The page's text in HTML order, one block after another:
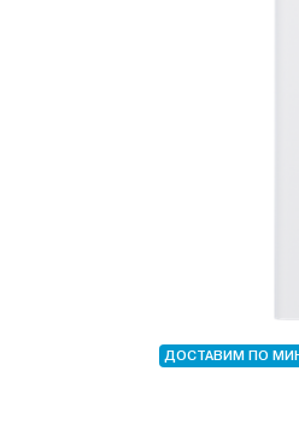
ДОСТАВИМ ПО